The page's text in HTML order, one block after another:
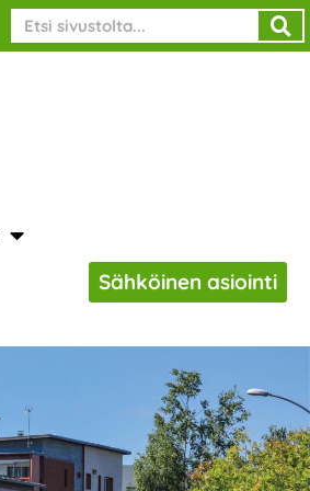
Search
Sähköinen asiointi